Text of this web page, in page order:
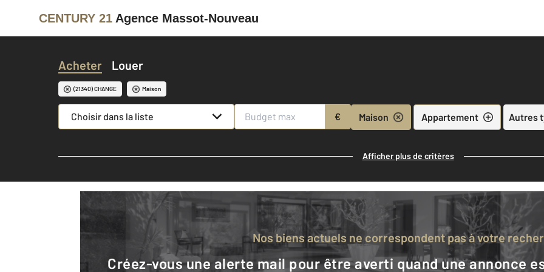
CENTURY 21 Agence Massot-Nouveau
Acheter Louer
(21340) CHANGE Maison
Choisir dans la liste € Maison Appartement Autres
Afficher plus de critères
Nos biens actuels ne correspondent pas à votre
Créez-vous une alerte mail pour être averti quand une annonce est en ligne et consultez la